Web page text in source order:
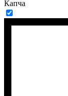
Капча